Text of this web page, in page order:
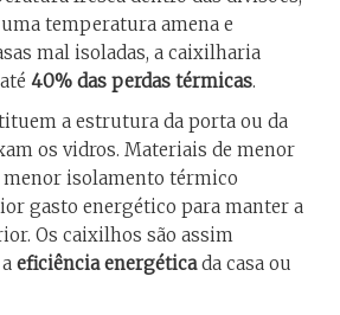
temperatura amena e
mal isoladas, a caixilharia
40% das perdas térmicas.
a estrutura da porta ou da
os vidros. Materiais de menor
menor isolamento térmico
gasto energético para manter a
Os caixilhos são assim
eficiência energéticada casa ou